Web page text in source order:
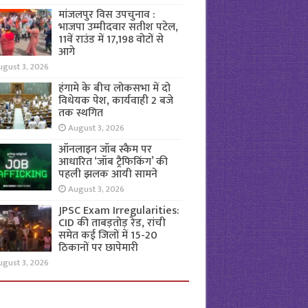
मांजलपुर विस उपचुनाव :
भाजपा उम्मीदवार सतीश पटेल,
11वें राउंड में 17,198 वोटों से
आगे
3, 2026
हंगामे के बीच लोकसभा में दो
विधेयक पेश, कार्यवाही 2 बजे
तक स्थगित
August 3, 2026
ऑनलाइन जॉब स्कैम पर
आधारित ‘जॉब ट्रैफिकिंग’ की
पहली झलक आयी सामने
August 3, 2026
JPSC Exam Irregularities:
CID की ताबड़तोड़ रेड, रांची
समेत कई जिलों में 15-20
ठिकानों पर छापेमारी
3, 2026